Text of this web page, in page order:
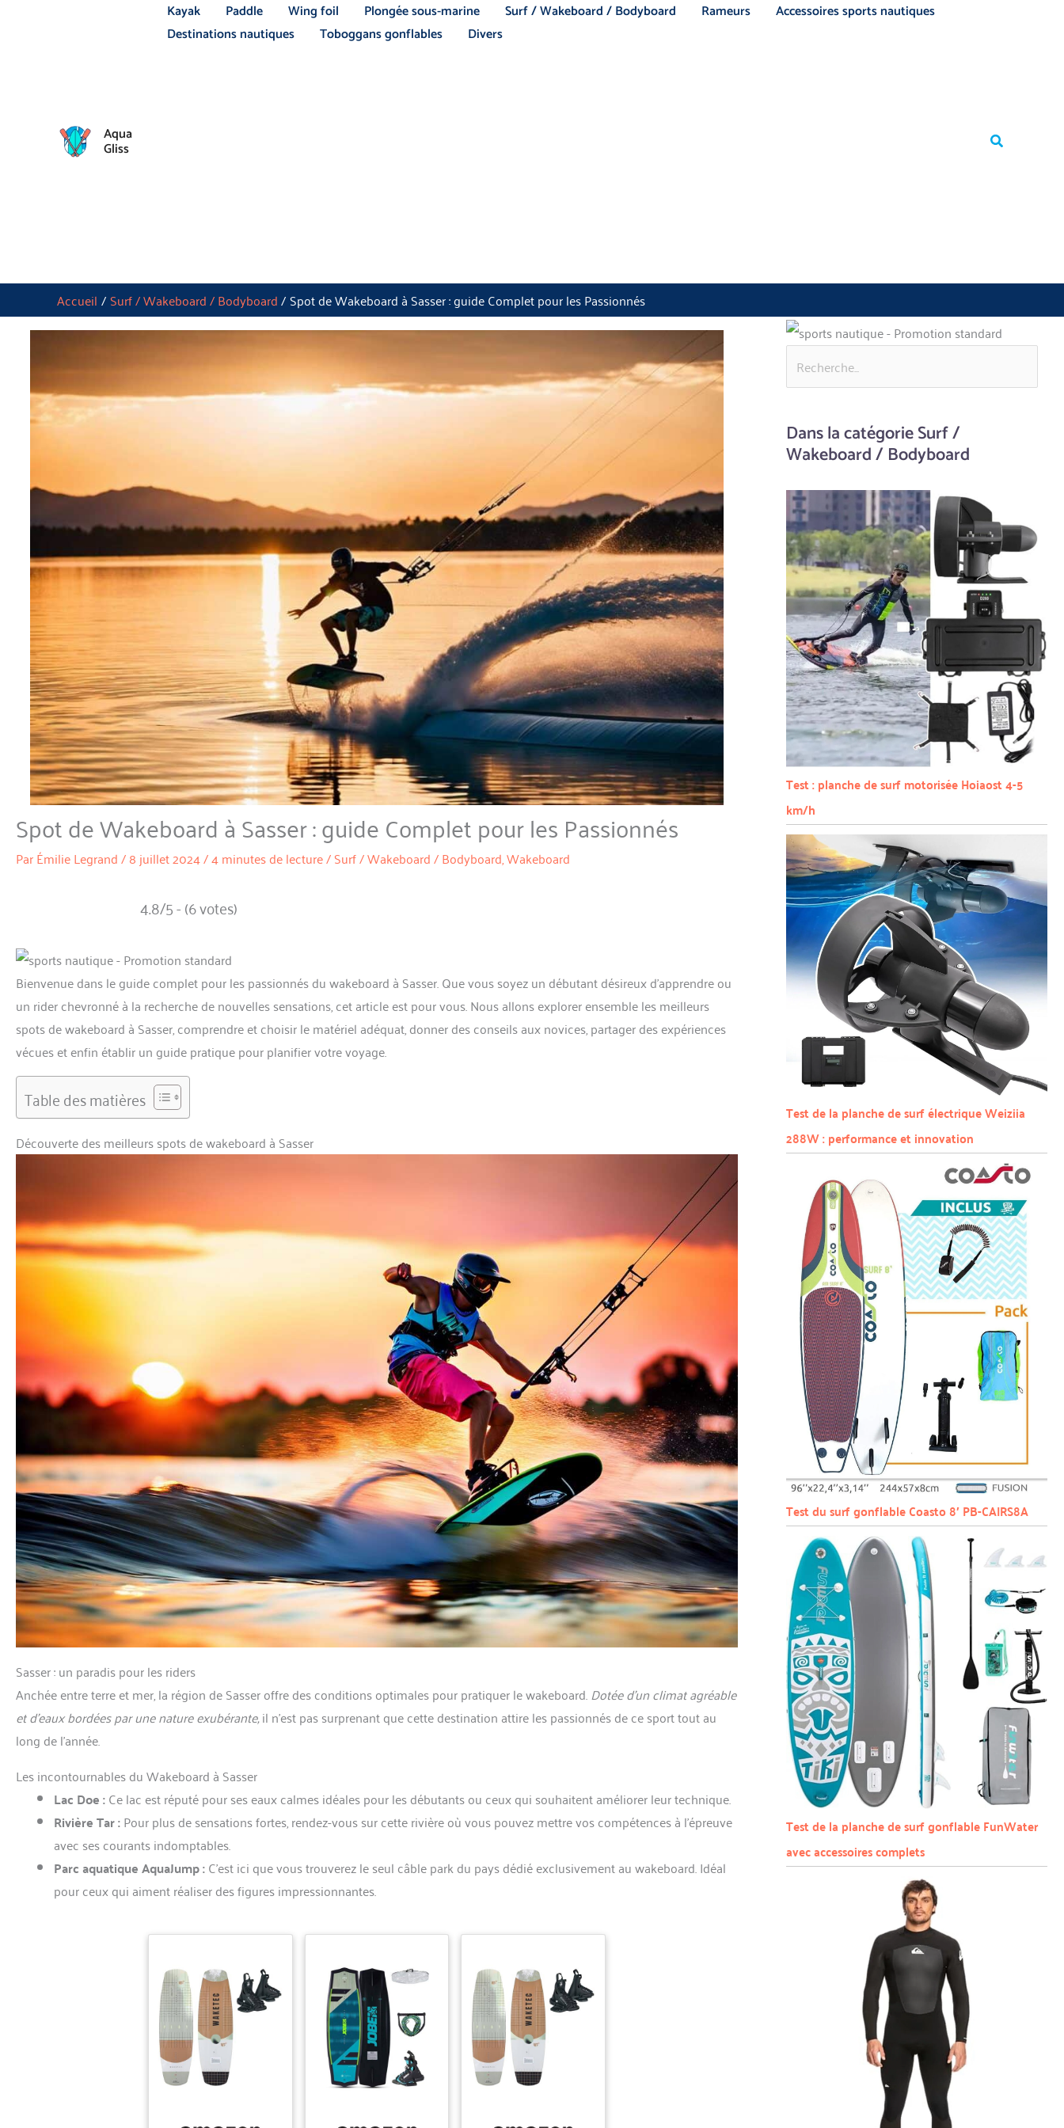
Aqua
Gliss
Kayak Paddle Wing foil Plongée sous-marine Surf / Wakeboard / Bodyboard Rameurs
Accessoires sports nautiques
Destinations nautiques
Toboggans gonflables Divers
Rechercher
Accueil Surf / Wakeboard / Bodyboard Spot de Wakeboard à Sasser : guide Complet pour les Passionnés
Spot de Wakeboard à Sasser : guide Complet pour les Passionnés
ParÉmilie Legrand/8 juillet 2024/4 minutes de lecture/Surf / Wakeboard / Bodyboard,Wakeboard
4.8/5 - (6 votes)
Bienvenue dans le guide complet pour les passionnés du wakeboard à Sasser. Que vous soyez un débutant désireux d’apprendre ou
un rider chevronné à la recherche de nouvelles sensations, cet article est pour vous. Nous allons explorer ensemble les meilleurs
spots de wakeboard à Sasser, comprendre et choisir le matériel adéquat, donner des conseils aux novices, partager des expériences
vécues et enfin établir un guide pratique pour planifier votre voyage.
Table des matières
Découverte des meilleurs spots de wakeboard à Sasser
Sasser : un paradis pour les riders
Anchée entre terre et mer, la région de Sasser offre des conditions optimales pour pratiquer le wakeboard.Dotée d’un climat agréable
et d’eaux bordées par une nature exubérante,il n’est pas surprenant que cette destination attire les passionnés de ce sport tout au
long de l’année.
Les incontournables du Wakeboard à Sasser
Lac Doe :Ce lac est réputé pour ses eaux calmes idéales pour les débutants ou ceux qui souhaitent améliorer leur technique.
Rivière Tar :Pour plus de sensations fortes, rendez-vous sur cette rivière où vous pouvez mettre vos compétences à l’épreuve
avec ses courants indomptables.
Parc aquatique AquaJump :C’est ici que vous trouverez le seul câble park du pays dédié exclusivement au wakeboard. Idéal
pour ceux qui aiment réaliser des figures impressionnantes.
Rechercher
Dans la catégorie Surf /
Wakeboard / Bodyboard
Test : planche de surf motorisée Hoiaost 4-5
km/h
Test de la planche de surf électrique Weiziia
288W : performance et innovation
Test du surf gonflable Coasto 8′ PB-CAIRS8A
Test de la planche de surf gonflable FunWater
avec accessoires complets